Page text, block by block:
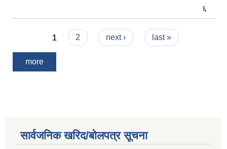
६
Pages
1 2 next › last »
more
सार्वजनिक खरिद/बोलपत्र सूचना